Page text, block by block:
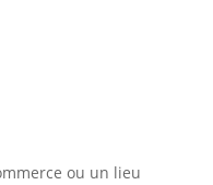
ou un lieu